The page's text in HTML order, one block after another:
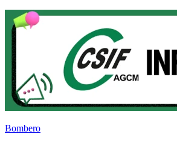
Bombero